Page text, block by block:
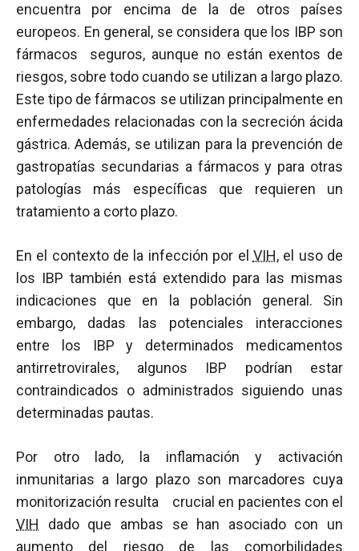
encuentra por encima de la de otros países
europeos. En general, se considera que los IBP son
fármacos seguros, aunque no están exentos de
riesgos, sobre todo cuando se utilizan a largo plazo.
Este tipo de fármacos se utilizan principalmente en
enfermedades relacionadas con la secreción ácida
gástrica. Además, se utilizan para la prevención de
gastropatías secundarias a fármacos y para otras
patologías más específicas que requieren un
tratamiento a corto plazo.
En el contexto de la infección por el VIH, el uso de
los IBP también está extendido para las mismas
indicaciones que en la población general. Sin
embargo, dadas las potenciales interacciones
entre los IBP y determinados medicamentos
antirretrovirales, algunos IBP podrían estar
contraindicados o administrados siguiendo unas
determinadas pautas.
Por otro lado, la inflamación y activación
inmunitarias a largo plazo son marcadores cuya
monitorización resulta crucial en pacientes con el
VIH dado que ambas se han asociado con un
aumento del riesgo de las comorbilidades